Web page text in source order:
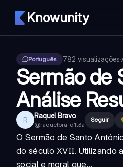
Knowunity
Português 782 visualizações·
Sermão de
Análise
R Raquel Bravo
@raquelbra_d1t3a
Seguir
O Sermão de Santo
do século XVII. Utilizando
social e moral que...